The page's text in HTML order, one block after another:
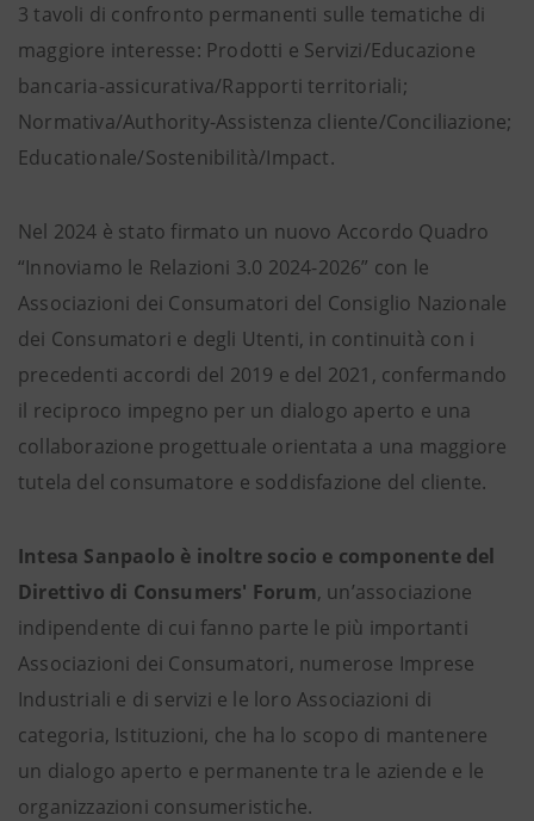
3 tavoli di confronto permanenti sulle tematiche di
maggiore interesse: Prodotti e Servizi/Educazione
bancaria-assicurativa/Rapporti territoriali;
Normativa/Authority-Assistenza cliente/Conciliazione;
Educationale/Sostenibilità/Impact.
Nel 2024 è stato firmato un nuovo Accordo Quadro
“Innoviamo le Relazioni 3.0 2024-2026” con le
Associazioni dei Consumatori del Consiglio Nazionale
dei Consumatori e degli Utenti, in continuità con i
precedenti accordi del 2019 e del 2021, confermando
il reciproco impegno per un dialogo aperto e una
collaborazione progettuale orientata a una maggiore
tutela del consumatore e soddisfazione del cliente.
Intesa Sanpaolo è inoltre socio e componente del
Direttivo di Consumers' Forum, un’associazione
indipendente di cui fanno parte le più importanti
Associazioni dei Consumatori, numerose Imprese
Industriali e di servizi e le loro Associazioni di
categoria, Istituzioni, che ha lo scopo di mantenere
un dialogo aperto e permanente tra le aziende e le
organizzazioni consumeristiche.